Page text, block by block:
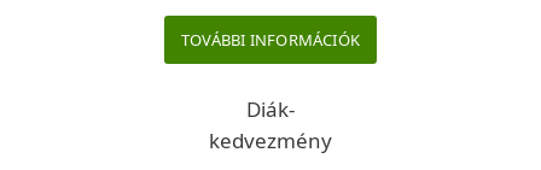
TOVÁBBI INFORMÁCIÓK
Diák-
kedvezmény